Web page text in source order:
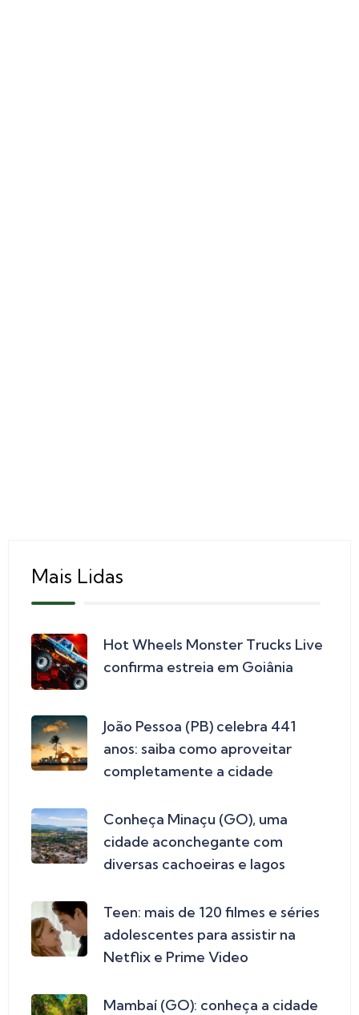
Mais Lidas
Hot Wheels Monster Trucks Live
confirma estreia em Goiânia
João Pessoa (PB) celebra 441
anos: saiba como aproveitar
completamente a cidade
Conheça Minaçu (GO), uma
cidade aconchegante com
diversas cachoeiras e lagos
Teen: mais de 120 filmes e séries
adolescentes para assistir na
Netflix e Prime Video
Mambaí (GO): conheça a cidade